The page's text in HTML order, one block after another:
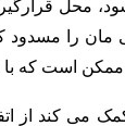
شود، محل
مان را
است که با
می کند از